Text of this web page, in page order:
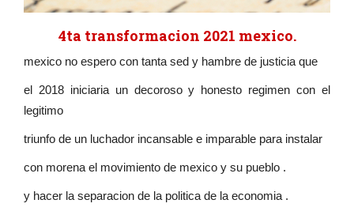
4ta transformacion 2021 mexico.
mexico no espero con tanta sed y hambre de justicia que
el 2018 iniciaria un decoroso y honesto regimen con el
legitimo
triunfo de un luchador incansable e imparable para instalar
con morena el movimiento de mexico y su pueblo .
y hacer la separacion de la politica de la economia .